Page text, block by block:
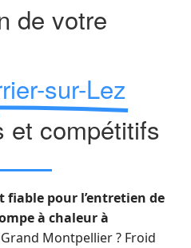
de votre
sur-Lez
et compétitifs
fiable pour l’entretien de
à chaleur à
Montpellier ? Froid